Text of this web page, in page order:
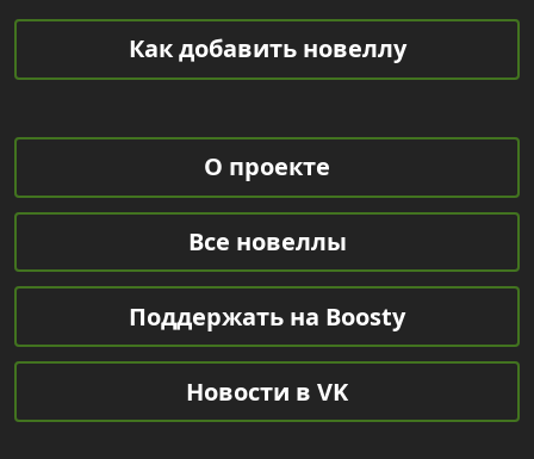
Как добавить новеллу
О проекте
Все новеллы
Поддержать на Boosty
Новости в VK